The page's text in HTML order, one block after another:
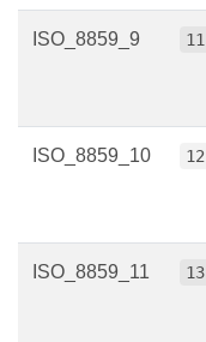
ISO_8859_9 11
ISO_8859_10 12
ISO_8859_11 13